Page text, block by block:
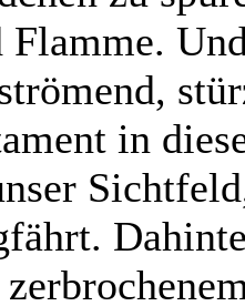
Flamme.
in